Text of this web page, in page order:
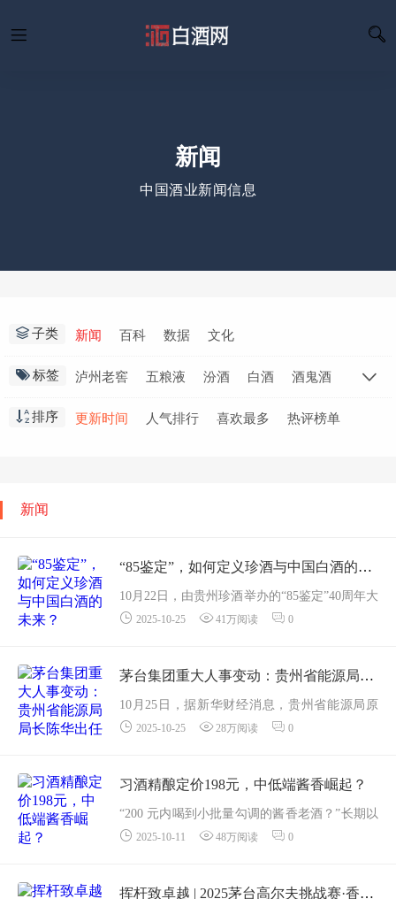
新闻
中国酒业新闻信息
子类 新闻 百科 数据 文化
标签 泸州老窖 五粮液 汾酒 白酒
酒鬼酒
郎牌特曲
扳倒井 飞天茅台
梦之蓝
排序 更新时间 人气排行 喜欢最多 热评榜单
新闻
“85鉴定”，如何定义珍酒与中国白酒的未来？
10月22日，由贵州珍酒举办的“85鉴定”40周年大
会在遵义举办。“空杯留香好！酱香型酒风格
秘书长马勇道出对大珍...
2025-10-25 41万阅读 0
茅台集团重大人事变动：贵州省能源局局长陈华出任茅台集团董事长
10月25日，据新华财经消息，贵州省能源局原
党组书记、局长陈华出任茅台集团董事长。附
州人。1990年09月至1994年07月，焦作矿业学
院采矿工程专...
2025-10-25 28万阅读 0
习酒精酿定价198元，中低端酱香崛起？
“200 元内喝到小批量勾调的酱香老酒？”长期以
来酱酒都是高端白酒的象征，提到酱酒总是
酒也迎来价...
2025-10-11 48万阅读 0
挥杆致卓越 | 2025茅台高尔夫挑战赛·香港站圆满收官